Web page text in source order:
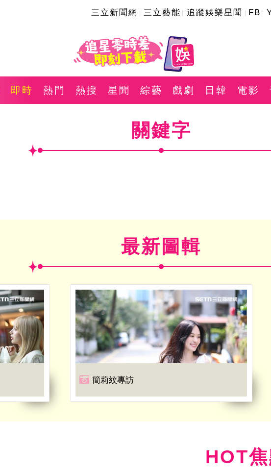
三立新聞網 三立藝能 追蹤娛樂星聞 FB
即時 熱門 熱搜 星聞 綜藝 戲劇 日韓 電影
關鍵字
最新圖輯
簡莉紋專訪
HOT